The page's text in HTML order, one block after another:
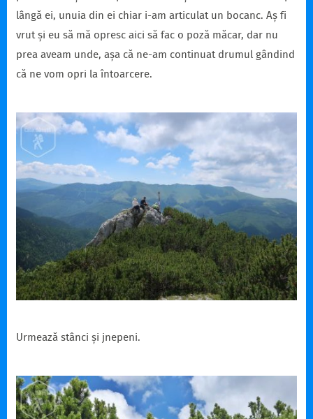
lângă ei, unuia din ei chiar i-am articulat un bocanc. Aș fi
vrut și eu să mă opresc aici să fac o poză măcar, dar nu
prea aveam unde, așa că ne-am continuat drumul gândind
că ne vom opri la întoarcere.
Urmează stânci și jnepeni.